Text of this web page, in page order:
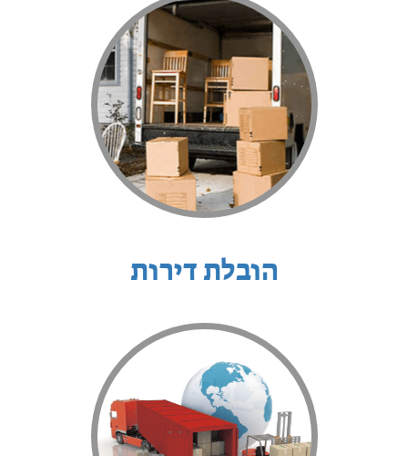
הובלת דירות